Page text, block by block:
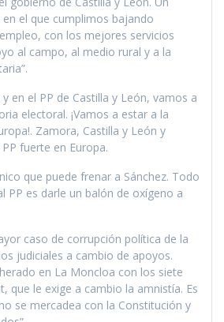
el que cumplimos bajando
con los mejores servicios
al campo, al medio rural y a la
en el PP de Castilla y León, vamos a
electoral. ¡Vamos a estar a la
Zamora, Castilla y León y
fuerte en Europa.
que puede frenar a Sánchez. Todo
PP es darle un balón de oxígeno a
caso de corrupción política de la
judiciales a cambio de apoyos.
en La Moncloa con los siete
que le exige a cambio la amnistía. Es
se mercadea con la Constitución y